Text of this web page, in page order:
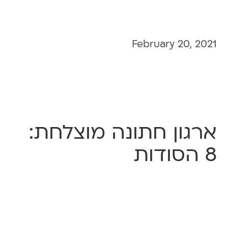
February 20, 2021
ארגון חתונה מוצלחת:
8 הסודות